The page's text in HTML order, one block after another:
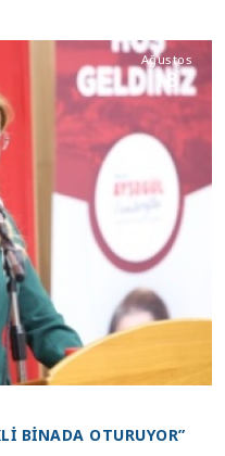
Ağustos
18
BİNADA OTURUYOR”